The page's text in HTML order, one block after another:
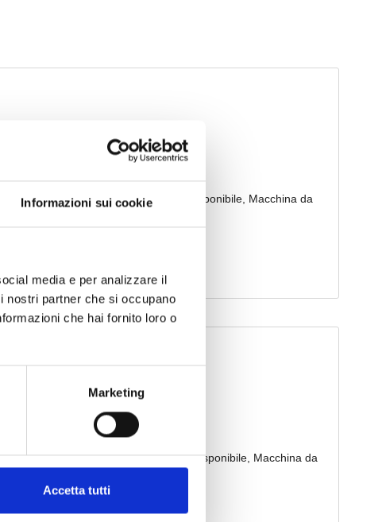
Informazioni sui cookie
media e per analizzare il
nostri partner che si occupano
che hai fornito loro o
Marketing
Accetta tutti